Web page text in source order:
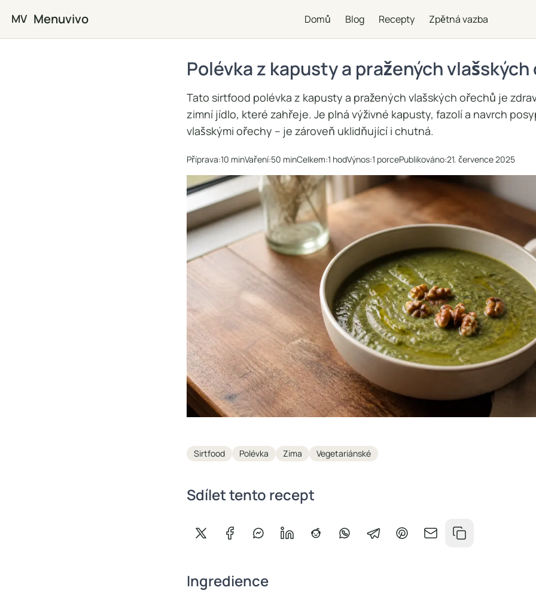
Přejít na hlavní obsah
MV Menuvivo Domů Blog Recepty Zpětná vazba
Polévka z kapusty a pražených
Tato sirtfood polévka z kapusty a pražených vlašských ořechů je
zimní jídlo, které zahřeje. Je plná výživné kapusty, fazolí a navrch
vlašskými ořechy – je zároveň uklidňující i chutná.
Příprava:10 minVaření:50 minCelkem:1 hodVýnos:1 porcePublikováno:21. července 2025
Tags
Sirtfood Polévka Zima Vegetariánské
Sdílet tento recept
Sdílet na XSdílet na Facebooku
Sdílet na Messenger
Sdílet na LinkedIn
Sdílet na Redditu
Sdílet na WhatsApp
Sdílet na Telegramu
Sdílet na Pinterestu
Sdílet e-mailem
Zkopírovat odkaz
Ingredience